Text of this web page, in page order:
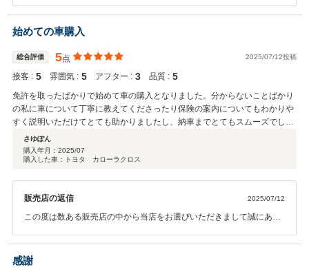
ざいます。お褒めのお言葉もたくさんいただき、スタッフ一同感激し
ております。 お近くにお越しの際は、是非お立ち寄りください！ スタ
ッフ一同、楽しみにお待ちいたしております。
始めての車購入
総合評価 5点 2025/07/12投稿
接客 : 5 雰囲気 : 5 アフター : 3 品質 : 5
免許を取ったばかりで始めて車の購入となりました。分からないことばかり
の私に車について丁寧に教えてくださったり保険の案内についてもわかりや
すく説明いただけてとても助かりましたし、納車までとてもスムーズでし
た。さゆぽん
購入年月： 2025/07
購入した車：トヨタ カローラクロス
販売店の返信 2025/07/12
この度は数ある販売店の中から当店をお選びいただきまして誠にあり
めてのお車、スムーズにご購入いただけたとのことで良かったです。
安全運転でお出かけ、たくさん楽しんでください。今後のアフターフ
感謝